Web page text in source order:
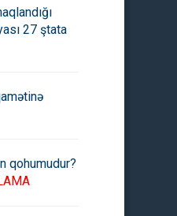
27 ştata
qohumudur?